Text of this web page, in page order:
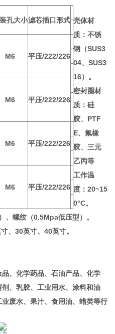
孔大小滤芯插口形式
M6
平压/222/226
M6
平压/222/226
M6
平压/222/226
M6
平压/222/226
壳体材
质：不锈
钢（SUS3
04、SUS3
16）。
密封圈材
质：硅
胶、PTF
E、氟橡
胶、三元
乙丙等
工作温
度：20~15
0°C。
、螺纹（0.5Mpa低压型）。
、30英寸、40英寸。
、化学药品、石油产品、化学
、乳胶、工业用水、涂料和油
废水、果汁、食用油、蜡类等行